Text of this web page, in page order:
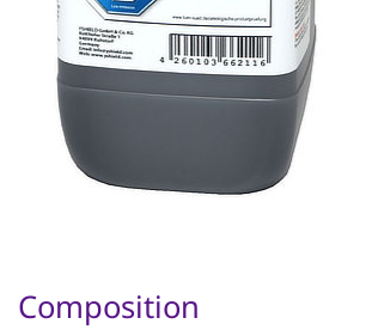
Composition